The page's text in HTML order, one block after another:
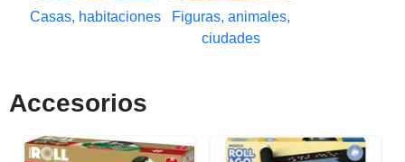
Casas, habitaciones
Figuras, animales,
ciudades
Accesorios